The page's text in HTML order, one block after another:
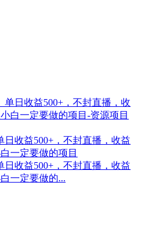
收益500+，不封直播，收益
一定要做的项目
收益500+，不封直播，收益
一定要做的...